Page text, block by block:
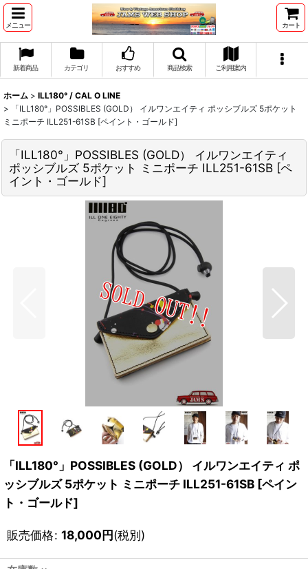
メニュー カート
新着商品 カテゴリ おすすめ 商品検索 ご利用案内
ホーム > ILL180° / CAL O LINE
>
「ILL180°」POSSIBLES (GOLD） イルワンエイティ ポッシブルズ 5ポケット
ミニポーチ ILL251-61SB [ペイント・ゴールド]
「ILL180°」POSSIBLES (GOLD） イルワンエイティ
ポッシブルズ 5ポケット ミニポーチ ILL251-61SB [ペ
イント・ゴールド]
「ILL180°」POSSIBLES (GOLD） イルワンエイティ ポ
ッシブルズ 5ポケット ミニポーチ ILL251-61SB [ペイン
ト・ゴールド]
販売価格: 18,000円(税別)